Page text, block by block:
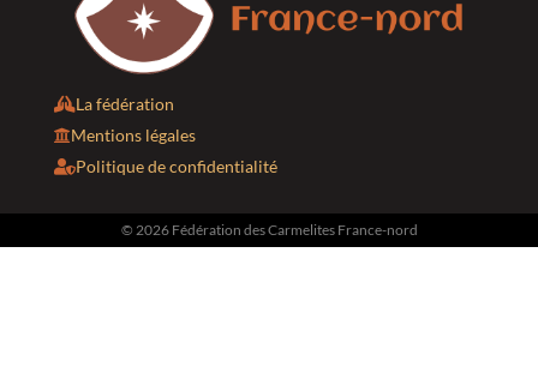
La fédération
Mentions légales
Politique de confidentialité
© 2026 Fédération des Carmelites France-nord